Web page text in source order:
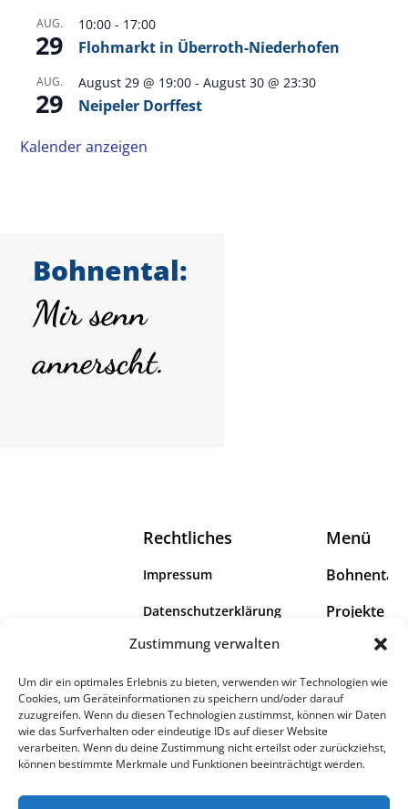
Zustimmung verwalten
Um dir ein optimales Erlebnis zu bieten, verwenden wir Technologien wie
Cookies, um Geräteinformationen zu speichern und/oder darauf
zuzugreifen. Wenn du diesen Technologien zustimmst, können wir Daten
wie das Surfverhalten oder eindeutige IDs auf dieser Website
verarbeiten. Wenn du deine Zustimmung nicht erteilst oder zurückziehst,
können bestimmte Merkmale und Funktionen beeinträchtigt werden.
AUG.
29
10:00 - 17:00
Flohmarkt in Überroth-Niederhofen
AUG.
29
August 29 @ 19:00 -August 30 @ 23:30
Neipeler Dorffest
Kalender anzeigen
Bohnental:
Mir senn
annerscht.
Scheuern,
Überroth-
Niederhofen,
Lindscheid, Neipel
und Dorf im
Bohnental.
Menü
Bohnental
Projekte
Info
Rechtliches
Impressum
Datenschutzerklärung
Erklärung zur Barrierefreiheit